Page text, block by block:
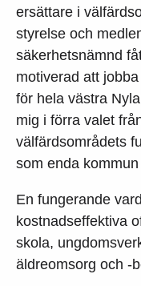
ersättare i
styrelse och
säkerhetsnämnd
motiverad att
för hela västra
mig i förra valet
välfärdsområdets
som enda
En fungerande
kostnadseffektiva
skola,
äldreomsorg och -